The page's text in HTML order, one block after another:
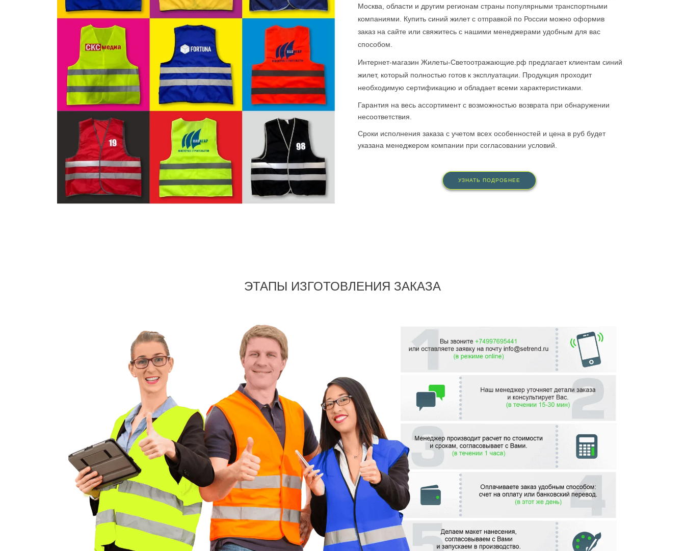
Москва, области и другим регионам страны популярными транспортными
компаниями. Купить синий жилет с отправкой по России можно оформив
заказ на сайте или свяжитесь с нашими менеджерами удобным для вас
способом.
Интернет-магазин Жилеты-Светоотражающие.рф предлагает клиентам синий
жилет, который полностью готов к эксплуатации. Продукция проходит
необходимую сертификацию и обладает всеми характеристиками.
Гарантия на весь ассортимент с возможностью возврата при обнаружении
несоответствия.
Сроки исполнения заказа с учетом всех особенностей и цена в руб будет
указана менеджером компании при согласовании условий.
УЗНАТЬ ПОДРОБНЕЕ
ЭТАПЫ ИЗГОТОВЛЕНИЯ ЗАКАЗА